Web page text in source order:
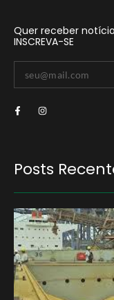
Quer receber
INSCREVA-SE
Posts